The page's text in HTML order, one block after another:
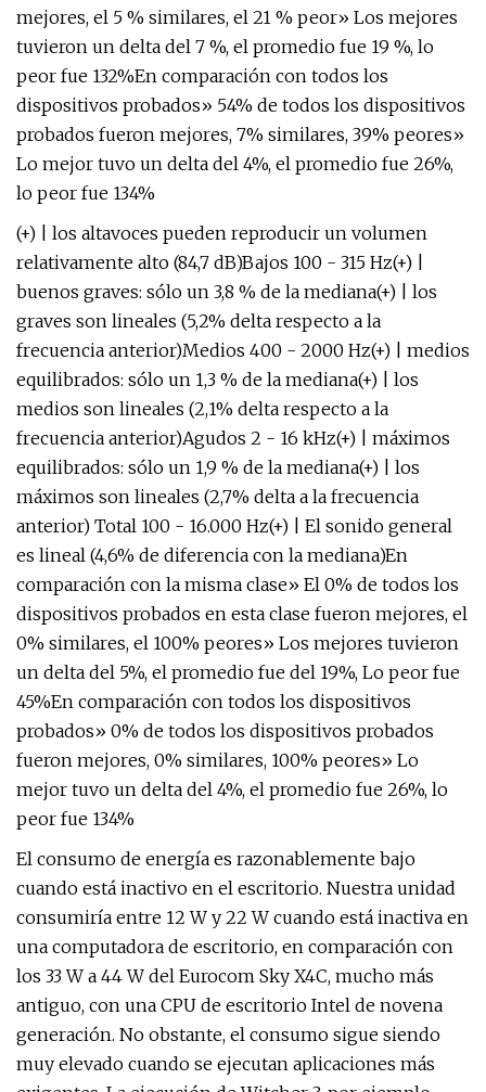
mejores, el 5 % similares, el 21 % peor» Los mejores
tuvieron un delta del 7 %, el promedio fue 19 %, lo
peor fue 132%En comparación con todos los
dispositivos probados» 54% de todos los dispositivos
probados fueron mejores, 7% similares, 39% peores»
Lo mejor tuvo un delta del 4%, el promedio fue 26%,
lo peor fue 134%
(+) | los altavoces pueden reproducir un volumen
relativamente alto (84,7 dB)Bajos 100 - 315 Hz(+) |
buenos graves: sólo un 3,8 % de la mediana(+) | los
graves son lineales (5,2% delta respecto a la
frecuencia anterior)Medios 400 - 2000 Hz(+) | medios
equilibrados: sólo un 1,3 % de la mediana(+) | los
medios son lineales (2,1% delta respecto a la
frecuencia anterior)Agudos 2 - 16 kHz(+) | máximos
equilibrados: sólo un 1,9 % de la mediana(+) | los
máximos son lineales (2,7% delta a la frecuencia
anterior) Total 100 - 16.000 Hz(+) | El sonido general
es lineal (4,6% de diferencia con la mediana)En
comparación con la misma clase» El 0% de todos los
dispositivos probados en esta clase fueron mejores, el
0% similares, el 100% peores» Los mejores tuvieron
un delta del 5%, el promedio fue del 19%, Lo peor fue
45%En comparación con todos los dispositivos
probados» 0% de todos los dispositivos probados
fueron mejores, 0% similares, 100% peores» Lo
mejor tuvo un delta del 4%, el promedio fue 26%, lo
peor fue 134%
El consumo de energía es razonablemente bajo
cuando está inactivo en el escritorio. Nuestra unidad
consumiría entre 12 W y 22 W cuando está inactiva en
una computadora de escritorio, en comparación con
los 33 W a 44 W del Eurocom Sky X4C, mucho más
antiguo, con una CPU de escritorio Intel de novena
generación. No obstante, el consumo sigue siendo
muy elevado cuando se ejecutan aplicaciones más